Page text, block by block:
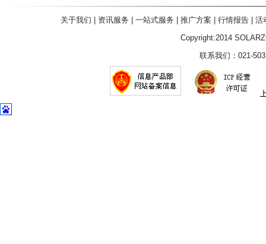
关于我们 资讯服务 一站式服务 推广方案 行情报告| 活
Copyright:2014
联系我们：021-